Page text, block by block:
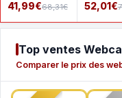
41,99€68,31€ 52,01€
Top ventes
Comparer le prix des